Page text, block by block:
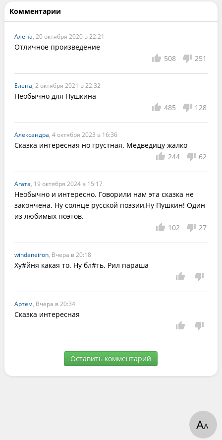
Комментарии
Алёна, 20 октября 2020 в 22:21
Отличное произведение
508
251
Елена, 2 октября 2021 в 22:32
Необычно для Пушкина
485
128
Александра, 4 октября 2023 в 16:36
Сказка интересная но грустная. Медведицу жалко
244
62
Агата, 19 октября 2024 в 15:17
Необычно и интересно. Говорили нам эта сказка не
закончена. Ну солнце русской поэзии,Ну Пушкин! Один
из любимых поэтов.
102
27
windaneiron, Вчера в 20:18
Ху#йня какая то. Ну бл#ть. Рил параша
Артем, Вчера в 20:34
Сказка интересная
Оставить комментарий
АА